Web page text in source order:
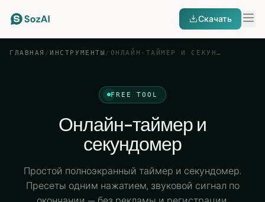
Скачать
ГЛАВНАЯ /ИНСТРУМЕНТЫ / ОНЛАЙН-ТАЙМЕР И СЕКУНДОМЕР
FREE TOOL
Онлайн-таймер и
секундомер
Простой полноэкранный таймер и секундомер.
Пресеты одним нажатием, звуковой сигнал по